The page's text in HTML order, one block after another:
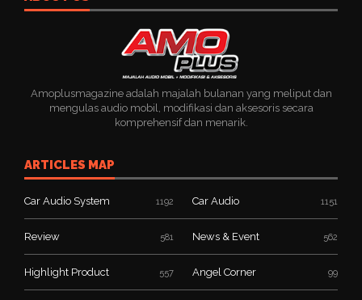
Amoplusmagazine adalah majalah bulanan yang meliput dan
mengulas audio mobil, modifikasi dan aksesoris secara
komprehensif dan menarik.
ARTICLES MAP
Car Audio System 1192 Car Audio 1151
Review 581 News & Event 562
Highlight Product 557 Angel Corner 99